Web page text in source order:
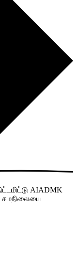
AIADMK